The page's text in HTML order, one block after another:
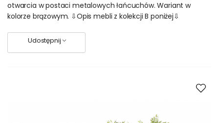
otwarcia w postaci metalowych łańcuchów. Wariant w
kolorze brązowym. ⇩Opis mebli z kolekcji B poniżej⇩
Udostępnij